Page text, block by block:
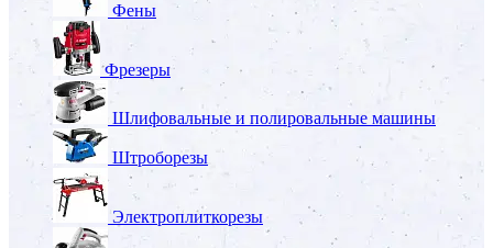
Фены
Фрезеры
Шлифовальные и полировальные машины
Штроборезы
Электроплиткорезы